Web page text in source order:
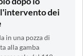
dei
in una pozza di
alla gamba